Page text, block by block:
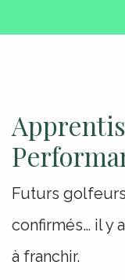
Futurs
confirmés… il y
à franchir.